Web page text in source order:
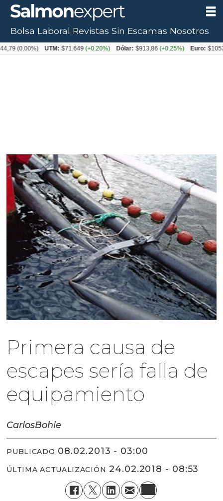
Primera causa de
escapes sería falla de
equipamiento
CarlosBohle
PUBLICADO 08.02.2013 - 03:00
ÚLTIMA ACTUALIZACIÓN 24.02.2018 - 08:53
Bolsa Laboral Revistas Sin Escamas Nosotros
UTM: $71.649(+0.20%) Dólar: $913,86(+0.25%) Euro: $1053,08(-